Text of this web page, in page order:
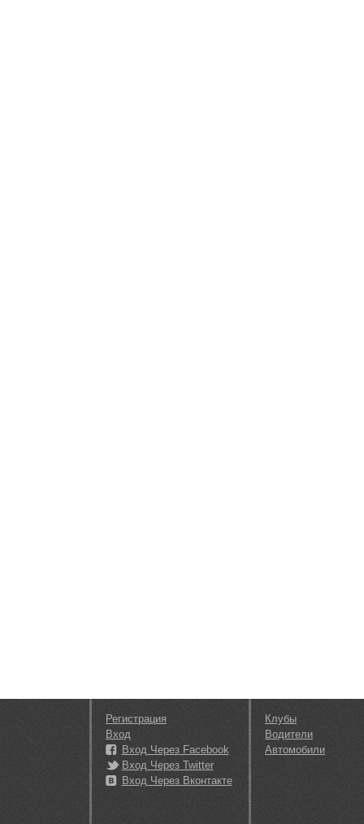
Регистрация
Вход
Вход Через Facebook
Вход Через Twitter
Вход Через Вконтакте
Клубы
Водители
Автомобили